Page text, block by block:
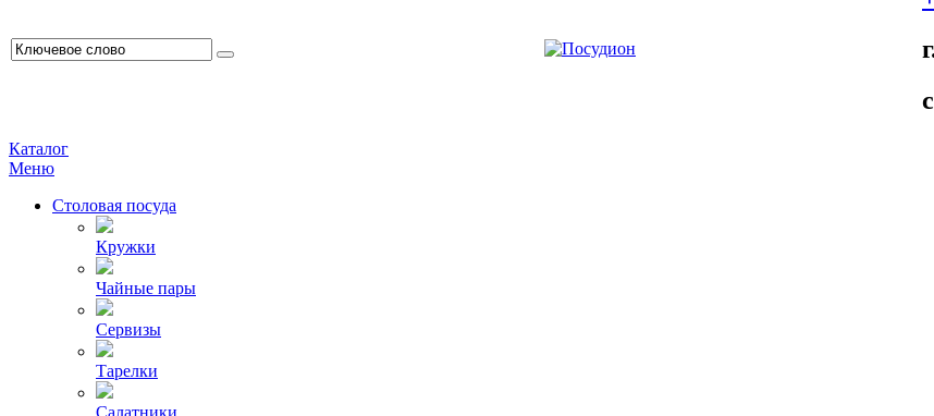
Каталог
Меню
Столовая посуда
Кружки
Чайные пары
Сервизы
Тарелки
Салатники